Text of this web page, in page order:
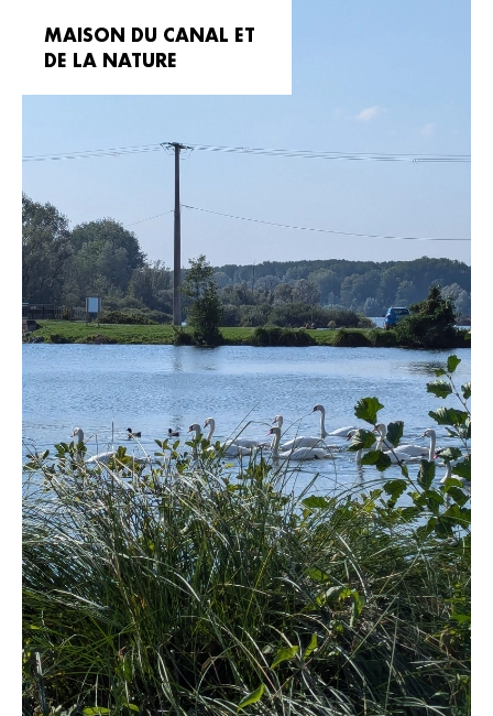
MAISON DU CANAL ET
DE LA NATURE